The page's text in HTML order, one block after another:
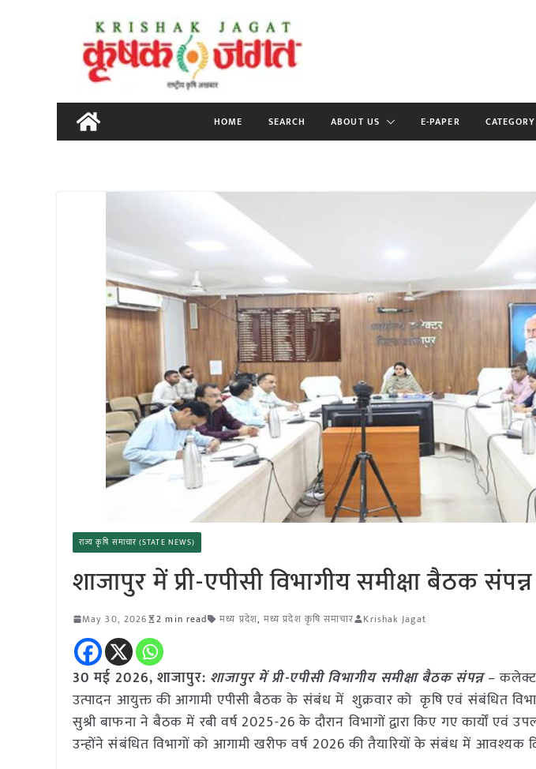
content
HOME SEARCH ABOUT US E-PAPER CATEGORY
राज्य कृषि समाचार (STATE NEWS)
शाजापुर में प्री-एपीसी विभागीय समीक्षा बैठक संपन्न
May 30, 2026 2 min read मध्य प्रदेश,मध्य प्रदेश कृषि समाचार Krishak Jagat
30 मई 2026,शाजापुर: शाजापुर में प्री-एपीसी विभागीय समीक्षा बैठक संपन्न–
उत्पादन आयुक्त की आगामी एपीसी बैठक के संबंध में शुक्रवार को कृषि एवं संबंधित
सुश्री बाफना ने बैठक में रबी वर्ष 2025-26 के दौरान विभागों द्वारा किए गए कार्यों एवं
उन्होंने संबंधित विभागों को आगामी खरीफ वर्ष 2026 की तैयारियों के संबंध में आवश्यक